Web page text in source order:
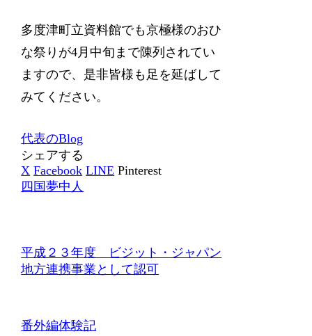
多度津町立資料館でも京極様のおひ
な祭りが4月中旬まで陳列されてい
ますので、是非皆様も足を延ばして
みてください。
代表のBlog
シェアする
X Facebook LINE Pinterest
四国夢中人
平成２３年度 ビジット・ジャパン
地方連携事業として認可
番外編体験記